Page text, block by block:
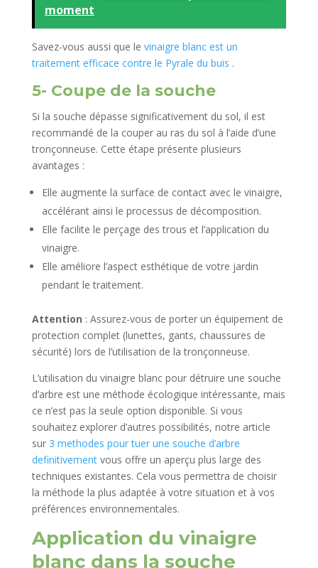
moment
Savez-vous aussi que le vinaigre blanc est un
traitement efficace contre le Pyrale du buis .
5- Coupe de la souche
Si la souche dépasse significativement du sol, il est
recommandé de la couper au ras du sol à l’aide d’une
tronçonneuse. Cette étape présente plusieurs
avantages :
Elle augmente la surface de contact avec le vinaigre,
accélérant ainsi le processus de décomposition.
Elle facilite le perçage des trous et l’application du
vinaigre.
Elle améliore l’aspect esthétique de votre jardin
pendant le traitement.
Attention : Assurez-vous de porter un équipement de
protection complet (lunettes, gants, chaussures de
sécurité) lors de l’utilisation de la tronçonneuse.
L’utilisation du vinaigre blanc pour détruire une souche
d’arbre est une méthode écologique intéressante, mais
ce n’est pas la seule option disponible. Si vous
souhaitez explorer d’autres possibilités, notre article
sur 3 methodes pour tuer une souche d’arbre
definitivementvous offre un aperçu plus large des
techniques existantes. Cela vous permettra de choisir
la méthode la plus adaptée à votre situation et à vos
préférences environnementales.
Application du vinaigre
blanc dans la souche